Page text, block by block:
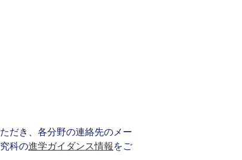
だき、各分野の連絡先のメー
科の進学ガイダンス情報 をご